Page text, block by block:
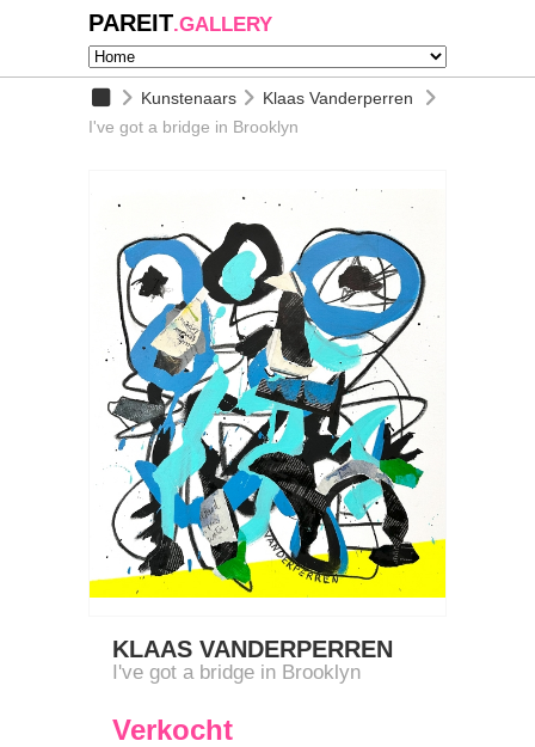
PAREIT.GALLERY
Kunstenaars
Klaas Vanderperren
I've got a bridge in Brooklyn
KLAAS VANDERPERREN
I've got a bridge in Brooklyn
Verkocht